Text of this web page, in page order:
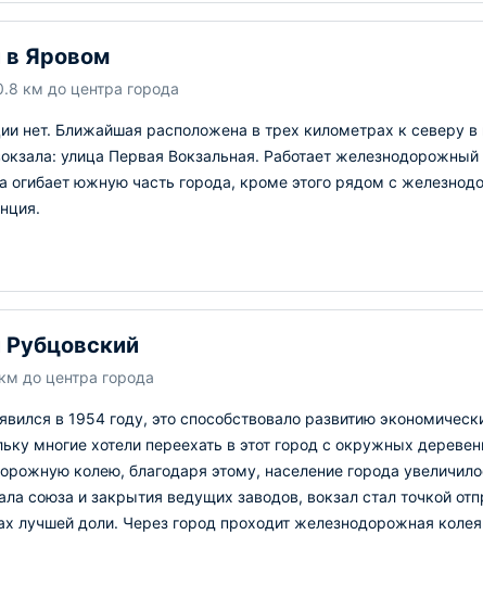
Яровом
км до центра города
нет. Ближайшая расположена в трех километрах к северу в
улица Первая Вокзальная. Работает железнодорожный
огибает южную часть города, кроме этого рядом с
до центра города
в 1954 году, это способствовало развитию
многие хотели переехать в этот город с окружных
колею, благодаря этому, население города
союза и закрытия ведущих заводов, вокзал стал точкой
лучшей доли. Через город проходит железнодорожная